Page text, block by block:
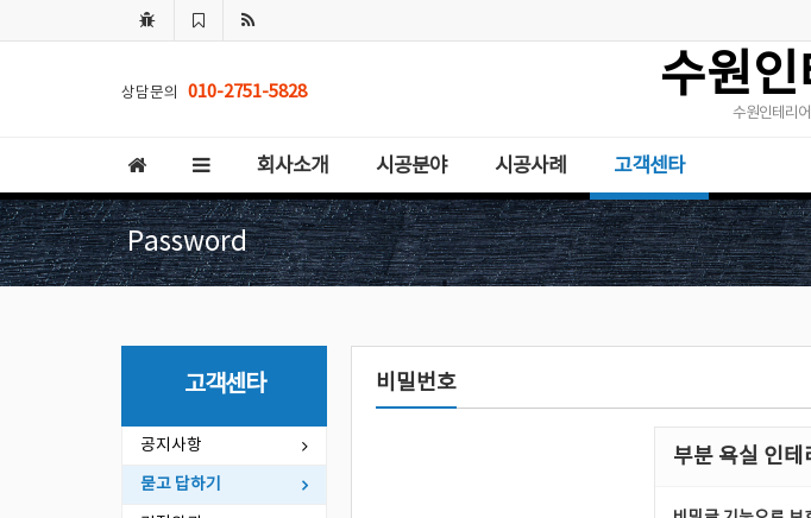
상담문의 010-2751-5828 수원인
수원인테리
회사소개 시공분야 시공사례 고객센타
Password
비밀번호
부분 욕실 인
고객센타
공지사항
묻고 답하기